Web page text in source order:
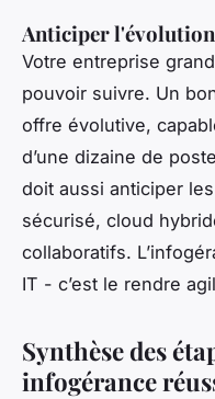
Anticiper l'évolution
Votre entreprise
pouvoir suivre. Un
offre évolutive,
d’une dizaine de
doit aussi anticiper
sécurisé, cloud
collaboratifs.
IT - c’est le rendre
Synthèse des
infogérance